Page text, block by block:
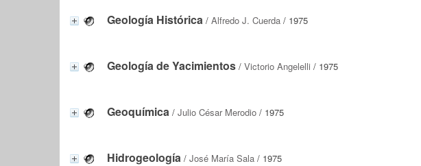
Geología Histórica / Alfredo J. Cuerda / 1975
Geología de Yacimientos / Victorio Angelelli / 1975
Geoquímica / Julio César Merodio / 1975
Hidrogeología / José María Sala / 1975